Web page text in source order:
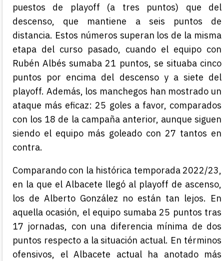
puestos de playoff (a tres puntos) que del
descenso, que mantiene a seis puntos de
distancia. Estos números superan los de la misma
etapa del curso pasado, cuando el equipo con
Rubén Albés sumaba 21 puntos, se situaba cinco
puntos por encima del descenso y a siete del
playoff. Además, los manchegos han mostrado un
ataque más eficaz: 25 goles a favor, comparados
con los 18 de la campaña anterior, aunque siguen
siendo el equipo más goleado con 27 tantos en
contra.
Comparando con la histórica temporada 2022/23,
en la que el Albacete llegó al playoff de ascenso,
los de Alberto González no están tan lejos. En
aquella ocasión, el equipo sumaba 25 puntos tras
17 jornadas, con una diferencia mínima de dos
puntos respecto a la situación actual. En términos
ofensivos, el Albacete actual ha anotado más